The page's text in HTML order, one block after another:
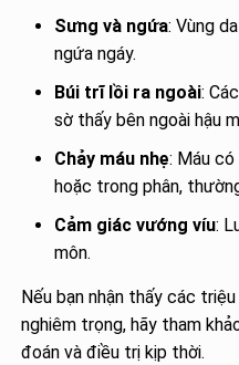
Sưng và ngứa: Vùng
ngứa ngáy.
Búi trĩ lồi ra ngoài:
sờ thấy bên ngoài hậu
Chảy máu nhẹ: Máu
hoặc trong phân,
Cảm giác vướng víu:
môn.
Nếu bạn nhận thấy các
nghiêm trọng, hãy tham
đoán và điều trị kịp thời.